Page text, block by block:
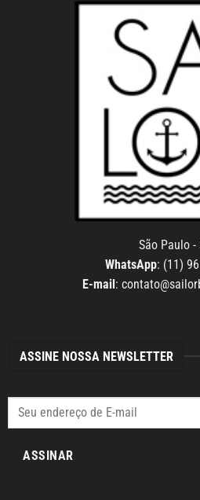
São Paulo -
WhatsApp: (11)
E-mail:
ASSINE NOSSA NEWSLETTER
ASSINAR